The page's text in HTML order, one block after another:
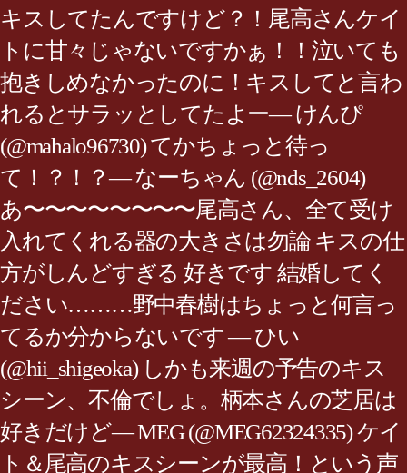
キスしてたんですけど？！尾高さんケイ
トに甘々じゃないですかぁ！！泣いても
抱きしめなかったのに！キスしてと言わ
れるとサラッとしてたよー— けんぴ
(@mahalo96730) てかちょっと待っ
て！？！？— なーちゃん (@nds_2604)
あ〜〜〜〜〜〜〜〜尾高さん、全て受け
入れてくれる器の大きさは勿論 キスの仕
方がしんどすぎる 好きです 結婚してく
ださい………野中春樹はちょっと何言っ
てるか分からないです — ひい
(@hii_shigeoka) しかも来週の予告のキス
シーン、不倫でしょ。柄本さんの芝居は
好きだけど— MEG (@MEG62324335) ケイ
ト＆尾高のキスシーンが最高！という声